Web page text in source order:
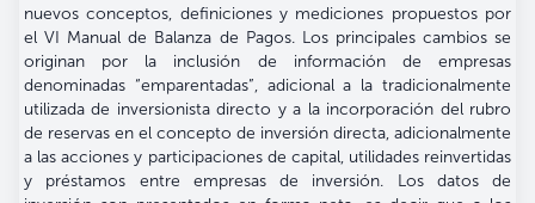
nuevos conceptos, definiciones y mediciones propuestos por
el VI Manual de Balanza de Pagos. Los principales cambios se
originan por la inclusión de información de empresas
denominadas “emparentadas”, adicional a la tradicionalmente
utilizada de inversionista directo y a la incorporación del rubro
de reservas en el concepto de inversión directa, adicionalmente
a las acciones y participaciones de capital, utilidades reinvertidas
y préstamos entre empresas de inversión. Los datos de